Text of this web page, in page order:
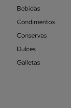
Bebidas
Condimentos
Conservas
Dulces
Galletas